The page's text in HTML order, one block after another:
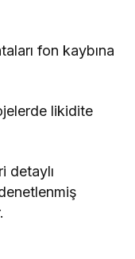
fon kaybına
likidite
detaylı